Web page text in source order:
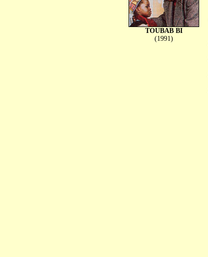
TOUBAB BI
(1991)